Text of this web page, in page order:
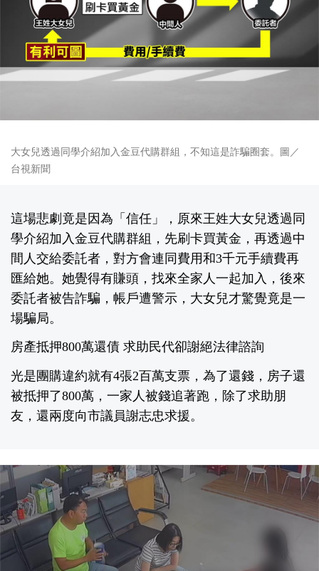
大女兒透過同學介紹加入金豆代購群組，不知這是詐騙圈套。圖／
台視新聞
這場悲劇竟是因為「信任」，原來王姓大女兒透過同
學介紹加入金豆代購群組，先刷卡買黃金，再透過中
間人交給委託者，對方會連同費用和3千元手續費再
匯給她。她覺得有賺頭，找來全家人一起加入，後來
委託者被告詐騙，帳戶遭警示，大女兒才驚覺竟是一
場騙局。
房產抵押800萬還債 求助民代卻謝絕法律諮詢
光是團購違約就有4張2百萬支票，為了還錢，房子還
被抵押了800萬，一家人被錢追著跑，除了求助朋
友，還兩度向市議員謝志忠求援。